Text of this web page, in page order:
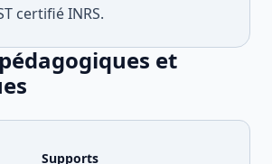
certifié INRS.
et
Supports